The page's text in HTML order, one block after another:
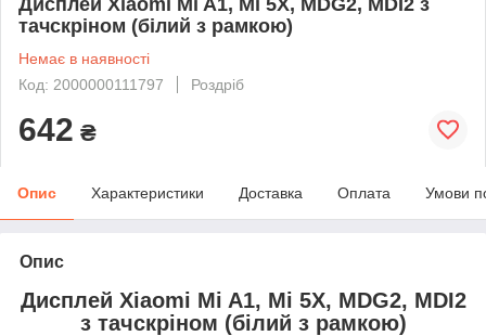
тачскріном (білий з рамкою)
Немає в наявності
Код: 2000000111797
Роздріб
642 ₴
Опис Характеристики Доставка Оплата Умови
Опис
Дисплей Xiaomi Mi A1, Mi 5X, MDG2, MDI2
з тачскріном (білий з рамкою)